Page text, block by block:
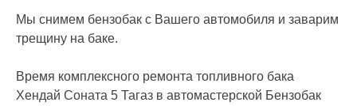
Мы снимем бензобак с Вашего автомобиля и заварим
трещину на баке.
Время комплексного ремонта топливного бака
Хендай Соната 5 Тагаз в автомастерской Бензобак